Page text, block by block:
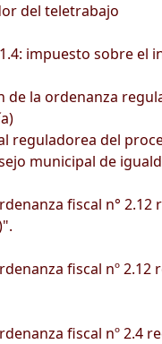
del teletrabajo
impuesto sobre
de la ordenanza
reguladorea del
municipal de
fiscal n°
fiscal nº
fiscal nº 2.4